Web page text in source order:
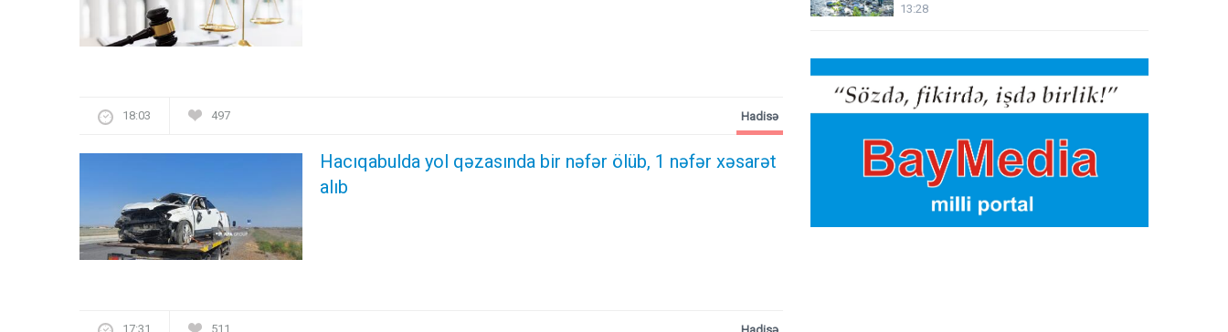
18:03 497
Hacıqabulda yol qəzasında bir nəfər ölüb, 1 nəfər xəsarət
alıb
Hadisə
17:31 511
13:28